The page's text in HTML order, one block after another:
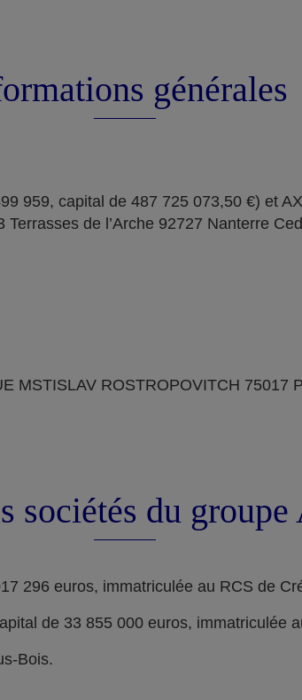
générales
959, capital de 487 725 073,50 €) et
de l’Arche 92727 Nanterre
MSTISLAV ROSTROPOVITCH 75017
sociétés du
296 euros, immatriculée au RCS de
de 33 855 000 euros, immatriculée
Bois.